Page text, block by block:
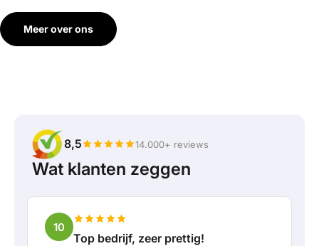
Meer over ons
8,5 14.000+ reviews
Wat klanten zeggen
10
Top bedrijf, zeer prettig!